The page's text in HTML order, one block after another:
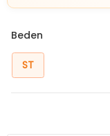
Beden
ST